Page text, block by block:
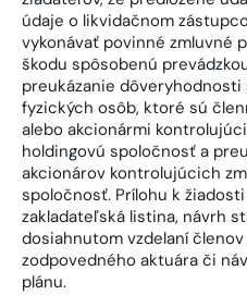
údaje o likvidačnom
vykonávať povinné zmluvné
škodu spôsobenú
preukázanie
fyzických osôb, ktoré sú
alebo akcionármi
holdingovú spoločnosť a
akcionárov kontrolujúcich
spoločnosť. Prílohu k
zakladateľská listina, návrh
dosiahnutom vzdelaní
zodpovedného aktuára či
plánu.